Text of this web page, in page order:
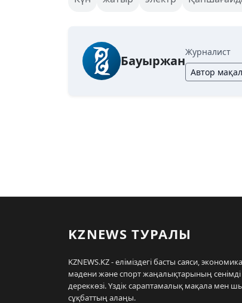
Бауыржан
Журналист
Автор
KZNEWS ТУРАЛЫ
KZNEWS.KZ - еліміздегі басты саяси,
мәдени және спорт жаңалықтарының сенімді
дереккөзі. Үздік сараптамалық мақала мен
сұқбаттың алаңы.